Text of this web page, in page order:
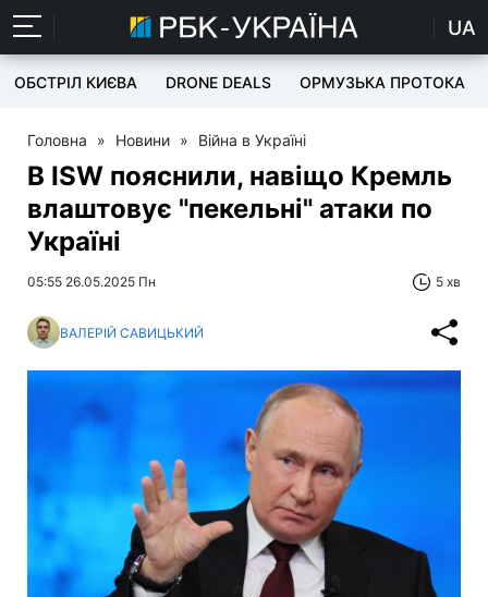
UA
ОБСТРІЛ КИЄВА DRONE DEALS ОРМУЗЬКА ПРОТОКА
Головна » Новини » Війна в Україні
В ISW пояснили, навіщо Кремль
влаштовує "пекельні" атаки по
Україні
05:55 26.05.2025 Пн 5 хв
ВАЛЕРІЙ САВИЦЬКИЙ